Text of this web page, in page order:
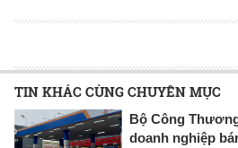
TIN KHÁC CÙNG CHUYÊN MỤC
Bộ Công
doanh nghiệp